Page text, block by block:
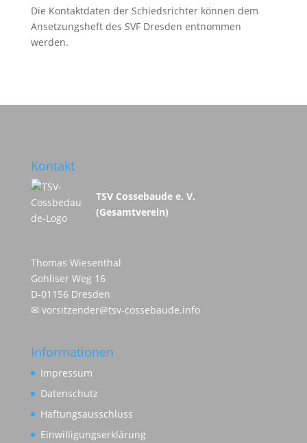
Die Kontaktdaten der Schiedsrichter können dem
Ansetzungsheft des SVF Dresden entnommen
werden.
Kontakt
TSV Cossebaude e. V.
(Gesamtverein)
Thomas Wiesenthal
Gohliser Weg 16
D-01156 Dresden
✉ vorsitzender@tsv-cossebaude.info
Informationen
Impressum
Datenschutz
Haftungsausschluss
Einwilligungserklärung